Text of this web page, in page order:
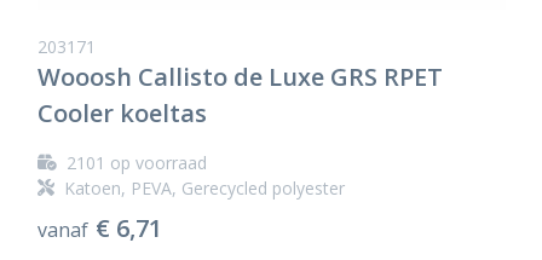
203171
Wooosh Callisto de Luxe GRS RPET
Cooler koeltas
2101 op voorraad
Katoen, PEVA, Gerecycled polyester
vanaf € 6,71